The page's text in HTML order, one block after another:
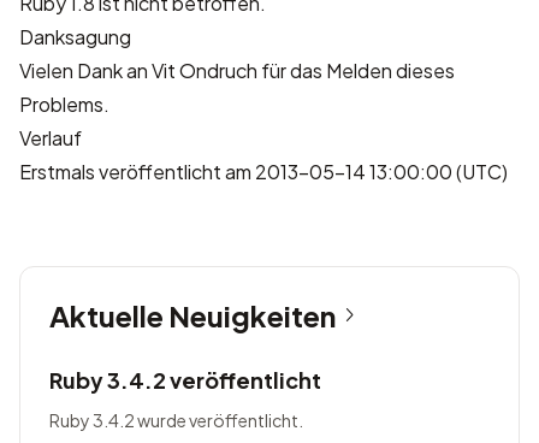
Danksagung
Vielen Dank an Vit Ondruch für das Melden dieses
Problems.
Verlauf
Erstmals veröffentlicht am 2013-05-14 13:00:00 (UTC)
Aktuelle Neuigkeiten
Ruby 3.4.2 veröffentlicht
Ruby 3.4.2 wurde veröffentlicht.